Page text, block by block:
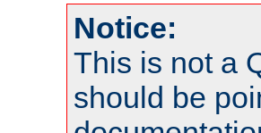
Notice:
This is not a
should be